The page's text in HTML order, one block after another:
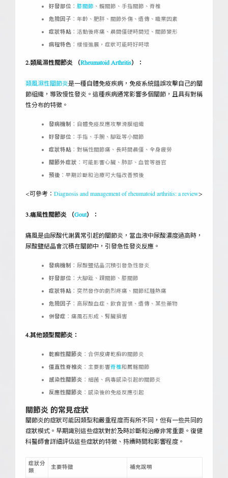
好發部位 ：膝關節 、髖關節、手指關節、脊椎
危險因子 ：年齡、肥胖、關節外傷、遺傳、職業因素
症狀特點 ：活動後疼痛、晨間僵硬時間短、關節變形
病程特色 ：緩慢進展，症狀可能時好時壞
2.類風濕性關節炎 （Rheumatoid Arthritis）：
類風濕性關節炎是一種自體免疫疾病，免疫系統錯誤攻擊自己的關
節組織，導致慢性發炎。這種疾病通常影響多個關節，且具有對稱
性分布的特徵。
發病機制 ：自體免疫反應攻擊滑膜組織
好發部位 ：手指、手腕、腳趾等小關節
症狀特點 ：對稱性關節痛、長時間晨僵、全身疲勞
關節外症狀 ：可能影響心臟、肺部、血管等器官
預後 ：早期診斷和治療可大幅改善預後
<可參考： Diagnosis and management of rheumatoid arthritis: a review>
3.痛風性關節炎 （Gout）：
痛風是由尿酸代謝異常引起的關節炎，當血液中尿酸濃度過高時，
尿酸鹽結晶會沉積在關節中，引發急性發炎反應。
發病機制 ：尿酸鹽結晶沉積引發急性發炎
好發部位 ：大腳趾、踝關節、膝關節
症狀特點 ：突然發作的劇烈疼痛、關節紅腫熱痛
危險因子 ：高尿酸血症、飲食習慣、遺傳、某些藥物
併發症 ：痛風石形成、腎臟損害
4.其他類型關節炎：
乾癬性關節炎 ：合併皮膚乾癬的關節炎
僵直性脊椎炎 ：主要影響脊椎和薦髂關節
感染性關節炎 ：細菌、病毒感染引起的關節炎
反應性關節炎 ：感染後的免疫反應引起
關節炎 的常見症狀
關節炎的症狀可能因類型和嚴重程度而有所不同，但有一些共同的
症狀模式。早期識別這些症狀對於及時診斷和治療非常重要。復健
科醫師會詳細評估這些症狀的特徵、持續時間和影響程度。
症狀分
類
主要特徵 補充說明